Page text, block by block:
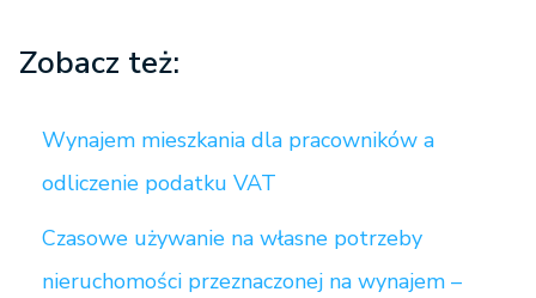
Zobacz też:
Wynajem mieszkania dla pracowników a
odliczenie podatku VAT
Czasowe używanie na własne potrzeby
nieruchomości przeznaczonej na wynajem –